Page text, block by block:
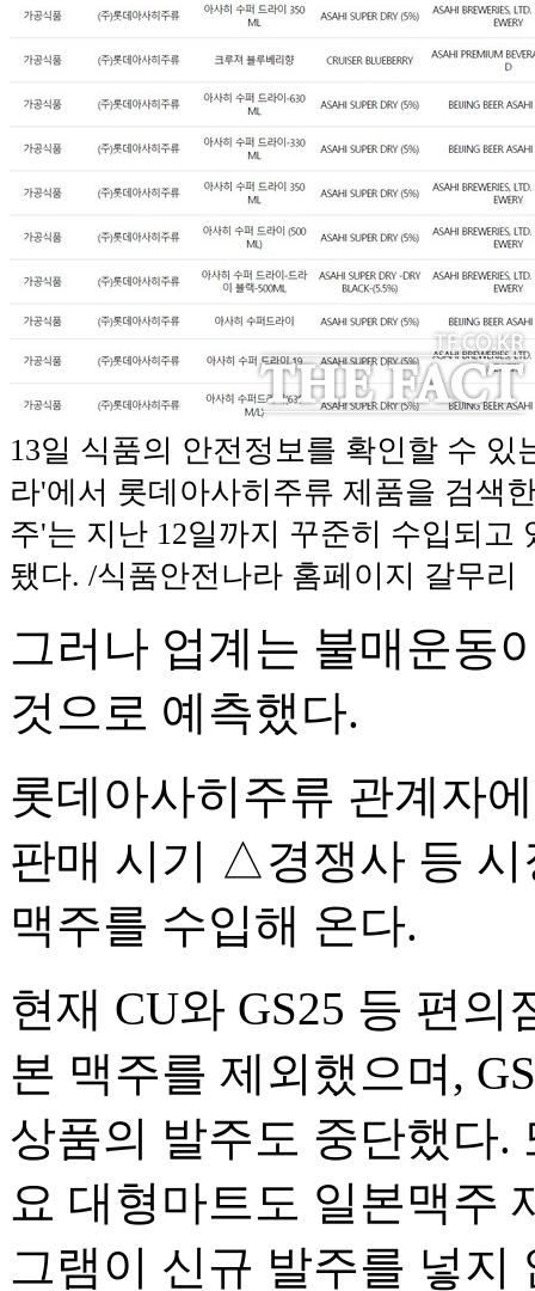
13일 식품의 안전정보를 확인할 수 있
라'에서 롯데아사히주류 제품을 검색
주'는 지난 12일까지 꾸준히 수입되고
됐다. /식품안전나라 홈페이지 갈무리
그러나 업계는 불매운동
것으로 예측했다.
롯데아사히주류 관계자
판매 시기 △경쟁사 등
맥주를 수입해 온다.
현재 CU와 GS25 등 편
본 맥주를 제외했으며,
상품의 발주도 중단했다.
요 대형마트도 일본맥주
그램이 신규 발주를 넣지